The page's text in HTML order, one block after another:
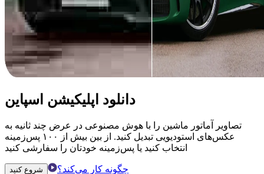
دانلود اپلیکیشن اسپاین
تصاویر آماتور ماشین را با هوش مصنوعی در عرض چند ثانیه به
عکس‌های استودیویی تبدیل کنید. از بین بیش از ۱۰۰ پس‌زمینه
انتخاب کنید یا پس‌زمینه خودتان را سفارشی کنید
شروع کنید چگونه کار می‌کند؟